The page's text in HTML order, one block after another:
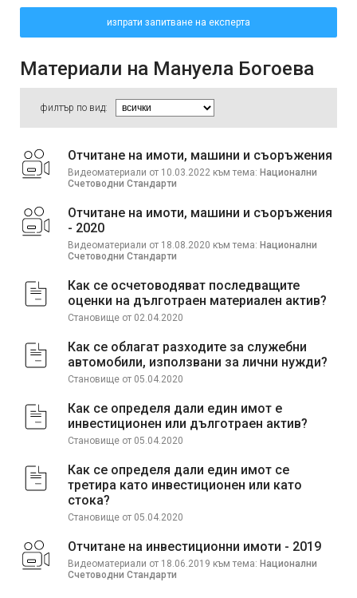
изпрати запитване на експерта
Материали на Мануела Богоева
филтър по вид:
Отчитане на имоти, машини и съоръжения
Видеоматериали от 10.03.2022 към тема: Национални
Счетоводни Стандарти
Отчитане на имоти, машини и съоръжения
- 2020
Видеоматериали от 18.08.2020 към тема: Национални
Счетоводни Стандарти
Как се осчетоводяват последващите
оценки на дълготраен материален актив?
Становище от 02.04.2020
Как се облагат разходите за служебни
автомобили, използвани за лични нужди?
Становище от 05.04.2020
Как се определя дали един имот е
инвестиционен или дълготраен актив?
Становище от 05.04.2020
Как се определя дали един имот се
третира като инвестиционен или като
стока?
Становище от 05.04.2020
Отчитане на инвестиционни имоти - 2019
Видеоматериали от 18.06.2019 към тема: Национални
Счетоводни Стандарти